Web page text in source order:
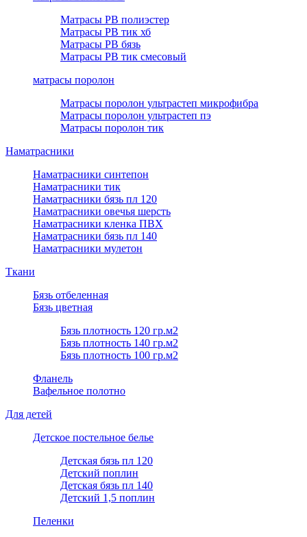
Матрасы РВ полиэстер
Матрасы РВ тик хб
Матрасы РВ бязь
Матрасы РВ тик смесовый
матрасы поролон
Матрасы поролон ультрастеп микрофибра
Матрасы поролон ультрастеп пэ
Матрасы поролон тик
Наматрасники
Наматрасники синтепон
Наматрасники тик
Наматрасники бязь пл 120
Наматрасники овечья шерсть
Наматрасники кленка ПВХ
Наматрасники бязь пл 140
Наматрасники мулетон
Ткани
Бязь отбеленная
Бязь цветная
Бязь плотность 120 гр.м2
Бязь плотность 140 гр.м2
Бязь плотность 100 гр.м2
Фланель
Вафельное полотно
Для детей
Детское постельное белье
Детская бязь пл 120
Детский поплин
Детская бязь пл 140
Детский 1,5 поплин
Пеленки